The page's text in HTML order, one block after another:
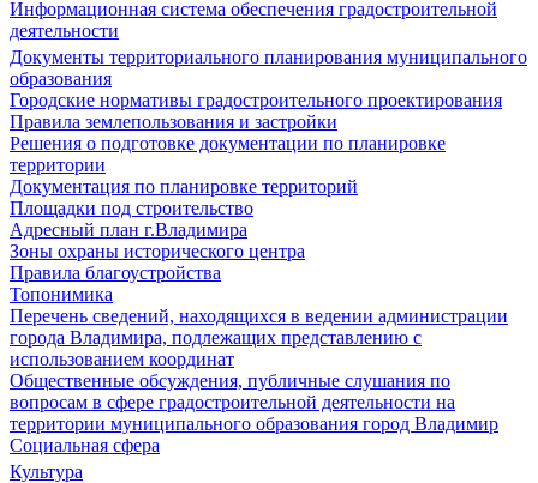
Информационная система обеспечения градостроительной
деятельности
Документы территориального планирования муниципального
образования
Городские нормативы градостроительного проектирования
Правила землепользования и застройки
Решения о подготовке документации по планировке
территории
Документация по планировке территорий
Площадки под строительство
Адресный план г.Владимира
Зоны охраны исторического центра
Правила благоустройства
Топонимика
Перечень сведений, находящихся в ведении администрации
города Владимира, подлежащих представлению с
использованием координат
Общественные обсуждения, публичные слушания по
вопросам в сфере градостроительной деятельности на
территории муниципального образования город Владимир
Социальная сфера
Культура